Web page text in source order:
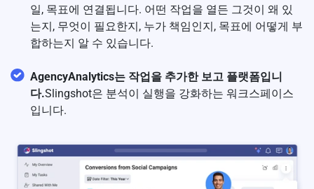
일, 목표에 연결됩니다. 어떤 작업을 열든 그것이 왜 있
는지, 무엇이 필요한지, 누가 책임인지, 목표에 어떻게 부
합하는지 알 수 있습니다.
AgencyAnalytics는 작업을 추가한 보고 플랫폼입니
다.Slingshot은 분석이 실행을 강화하는 워크스페이스
입니다.